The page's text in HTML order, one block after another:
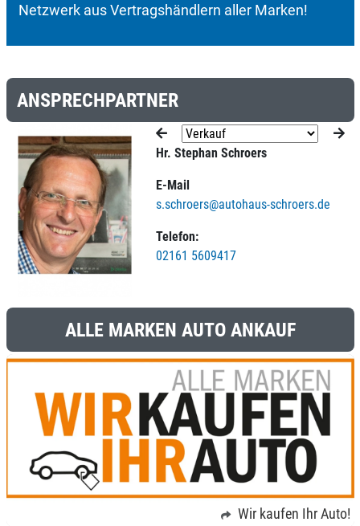
Netzwerk aus Vertragshändlern aller Marken!
ANSPRECHPARTNER
Hr. Stephan Schroers
E-Mail
s.schroers@autohaus-schroers.de
Telefon:
02161 5609417
ALLE MARKEN AUTO ANKAUF
Wir kaufen Ihr Auto!